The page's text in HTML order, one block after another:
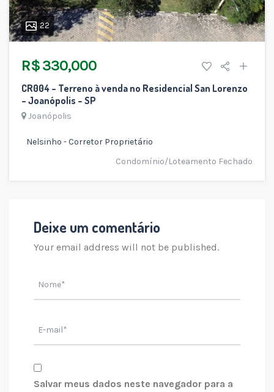
22
R$ 330,000
CR004 – Terreno à venda no Residencial San Lorenzo
– Joanópolis – SP
Joanópolis
Nelsinho - Corretor Proprietário
Condomínio/Loteamento Fechado
Deixe um comentário
Your email address will not be published.
Salvar meus dados neste navegador para a